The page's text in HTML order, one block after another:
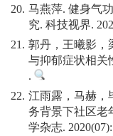
20. 马燕萍. 健身气
究. 科技视界.
21. 郭丹，王曦影，
与抑郁症状相关
.
22. 江雨露，马赫，
务背景下社区老
学杂志.